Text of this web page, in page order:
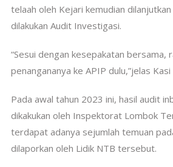
telaah oleh Kejari kemudian
dilakukan Audit Investigasi.
“Sesui dengan kesepakatan bersama,
penangananya ke APIP dulu,”jelas
Pada awal tahun 2023 ini, hasil audit
dikakukan oleh Inspektorat Lombok
terdapat adanya sejumlah temuan
dilaporkan oleh Lidik NTB tersebut.